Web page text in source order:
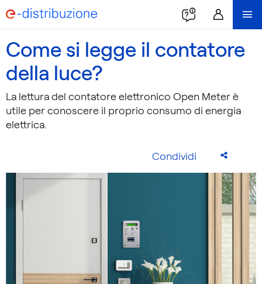
Come si legge il contatore
della luce?
La lettura del contatore elettronico Open Meter è
utile per conoscere il proprio consumo di energia
elettrica.
Condividi